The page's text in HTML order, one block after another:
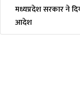
मध्यप्रदेश सरकार ने
आदेश